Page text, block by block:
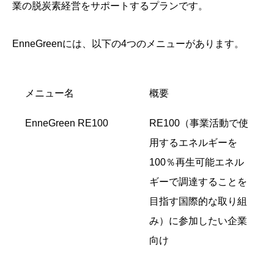
業の脱炭素経営をサポートするプランです。
EnneGreenには、以下の4つのメニューがあります。
メニュー名 概要
EnneGreen RE100
RE100（事業活動で使
用するエネルギーを
100％再生可能エネル
ギーで調達することを
目指す国際的な取り組
み）に参加したい企業
向け